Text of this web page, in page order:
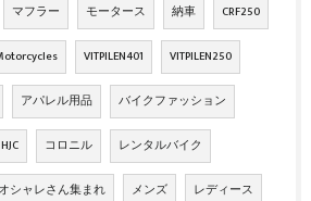
マフラー モータース 納車 CRF250
VITPILEN401 VITPILEN250
アパレル用品 バイクファッション
HJC コロニル レンタルバイク
オシャレさん集まれ メンズ レディース